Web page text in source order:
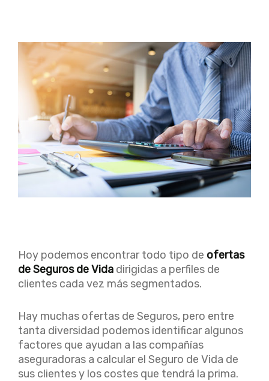
Hoy podemos encontrar todo tipo de ofertas
de Seguros de Vida dirigidas a perfiles de
clientes cada vez más segmentados.
Hay muchas ofertas de Seguros, pero entre
tanta diversidad podemos identificar algunos
factores que ayudan a las compañías
aseguradoras a calcular el Seguro de Vida de
sus clientes y los costes que tendrá la prima.